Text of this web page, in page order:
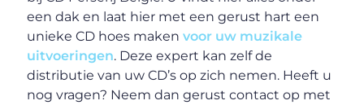
een dak en laat hier met een gerust hart een
unieke CD hoes makenvoor uw muzikale
uitvoeringen. Deze expert kan zelf de
distributie van uw CD’s op zich nemen. Heeft u
nog vragen? Neem dan gerust contact op met